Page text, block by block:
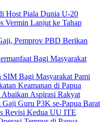
Host Piala Dunia U-20
Vermin Lanjut ke Tahap
Pemprov PBD Berikan
Bagi Masyarakat
SIM Bagi Masyarakat Pami
Keamanan di Papua
Aspirasi Rakyat
Guru P3K se-Papua Barat
Revisi Kedua UU ITE